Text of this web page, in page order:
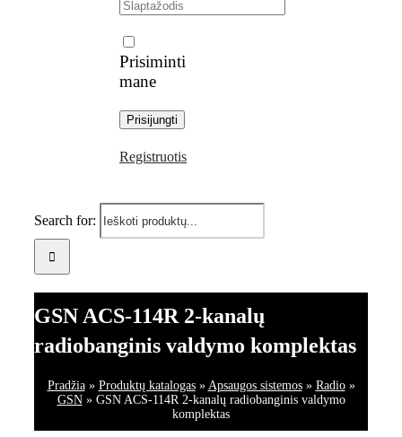
Prisiminti
mane
Registruotis
Search for:
GSN ACS-114R 2-kanalų
radiobanginis valdymo komplektas
Pradžia» Produktų katalogas» Apsaugos sistemos» Radio»
GSN» GSN ACS-114R 2-kanalų radiobanginis valdymo
komplektas